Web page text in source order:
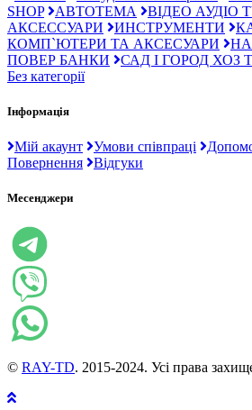
SHOP
АВТОТЕМА ВІДЕО АУДІО
АКСЕССУАРИ
ИНСТРУМЕНТИ
КОМП`ЮТЕРИ ТА АКСЕСУАРИ
ПОВЕР БАНКИ
САД І ГОРОД ХОЗ
Без категорії
Інформація
Мій акаунт Умови співпраці
Повернення
Відгуки
Месенджери
© RAY-TD. 2015-2024. Усі права